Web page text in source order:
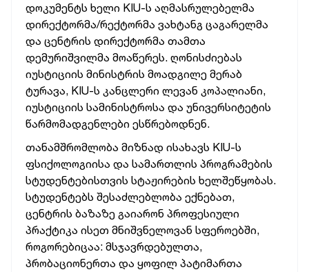
დოკუმენტს ხელი KIU-ს აღმასრულებელმა
დირექტორმა/რექტორმა ვახტანგ ცაგარელმა
და ცენტრის დირექტორმა თამთა
დემურიშვილმა მოაწერეს. ღონისძიებას
იუსტიციის მინისტრის მოადგილე მერაბ
ტურავა, KIU-ს კანცლერი ლევან კოპალიანი,
იუსტიციის სამინისტროსა და უნივერსიტეტის
წარმომადგენლები ესწრებოდნენ.
თანამშრომლობა მიზნად ისახავს KIU-ს
ფსიქოლოგიისა და სამართლის პროგრამების
სტუდენტებისთვის სტაჟირების ხელშეწყობას.
სტუდენტებს შესაძლებლობა ექნებათ,
ცენტრის ბაზაზე გაიარონ პროფესიული
პრაქტიკა ისეთ მნიშვნელოვან სფეროებში,
როგორებიცაა: მსჯავრდებულთა,
პრობაციონერთა და ყოფილ პატიმართა